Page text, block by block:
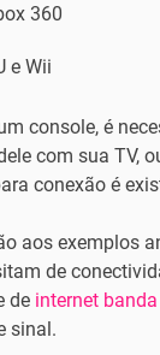
360
e Wii
console, é
com sua TV,
conexão é
aos exemplos
de
de internet
sinal.